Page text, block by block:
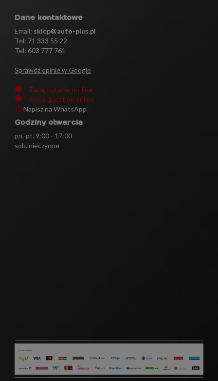
Dane kontaktowe
Email: sklep@auto-plus.pl
Tel: 71 333 55 22
Tel: 603 777 761
Sprawdź opinie w Google
Zadaj pytanie on-line
Ask a question online
Napisz na WhatsApp
Godziny otwarcia
pn.-pt. 9:00 - 17:00
sob. nieczynne